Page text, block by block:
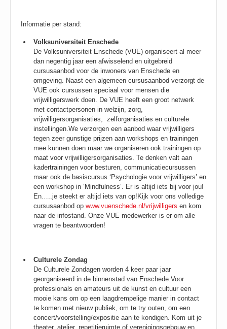
Informatie per stand:
Volksuniversiteit Enschede
De Volksuniversiteit Enschede (VUE) organiseert al meer
dan negentig jaar een afwisselend en uitgebreid
cursusaanbod voor de inwoners van Enschede en
omgeving. Naast een algemeen cursusaanbod verzorgt de
VUE ook cursussen speciaal voor mensen die
vrijwilligerswerk doen. De VUE heeft een groot netwerk
met contactpersonen in welzijn, zorg,
vrijwilligersorganisaties, zelforganisaties en culturele
instellingen.We verzorgen een aanbod waar vrijwilligers
tegen zeer gunstige prijzen aan workshops en trainingen
mee kunnen doen maar we organiseren ook trainingen op
maat voor vrijwilligersorganisaties. Te denken valt aan
kadertrainingen voor besturen, communicatiecursussen
maar ook de basiscursus ‘Psychologie voor vrijwilligers’ en
een workshop in ‘Mindfulness’. Er is altijd iets bij voor jou!
En…..je steekt er altijd iets van op!Kijk voor ons volledige
cursusaanbod op www.vuenschede.nl/vrijwilligers en kom
naar de infostand. Onze VUE medewerker is er om alle
vragen te beantwoorden!
Culturele Zondag
De Culturele Zondagen worden 4 keer paar jaar
georganiseerd in de binnenstad van Enschede.Voor
professionals en amateurs uit de kunst en cultuur een
mooie kans om op een laagdrempelige manier in contact
te komen met nieuw publiek, om te try outen, om een
concert/voorstelling/expositie aan te kondigen. Kom uit je
theater, atelier, repetitieruimte of verenigingsgebouw en